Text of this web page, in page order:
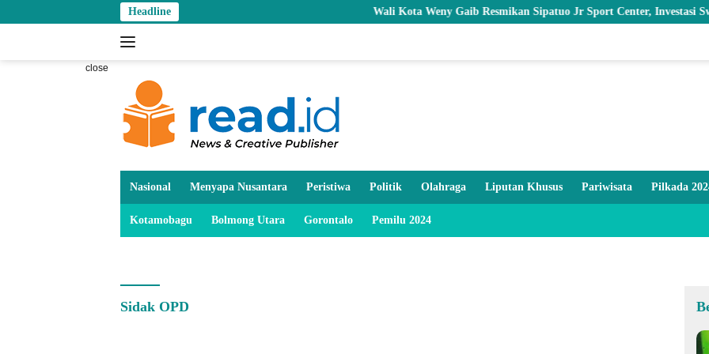
to
Headline Wali Kota Weny Gaib Resmikan Sipatuo Jr Sport Center, Investasi Swasta
close
Nasional Menyapa Nusantara Peristiwa Politik Olahraga Liputan Khusus Pariwisata Pilkada
Kotamobagu Bolmong Utara Gorontalo Pemilu 2024
Sidak OPD